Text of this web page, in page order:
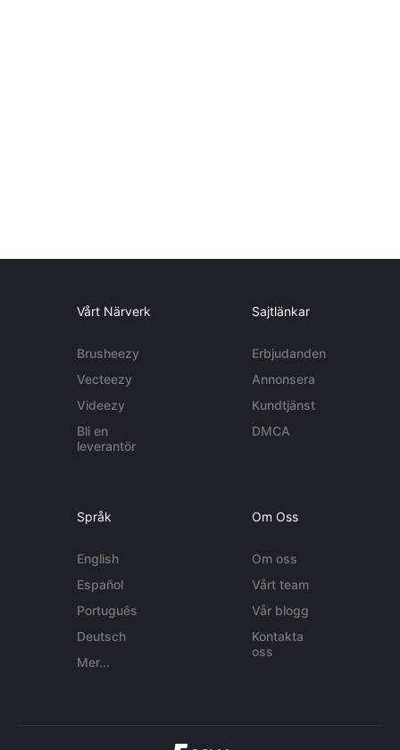
Vårt Närverk
Brusheezy
Vecteezy
Videezy
Bli en
leverantör
Sajtlänkar
Erbjudanden
Annonsera
Kundtjänst
DMCA
Språk
English
Español
Português
Deutsch
Mer...
Om Oss
Om oss
Vårt team
Vår blogg
Kontakta
oss